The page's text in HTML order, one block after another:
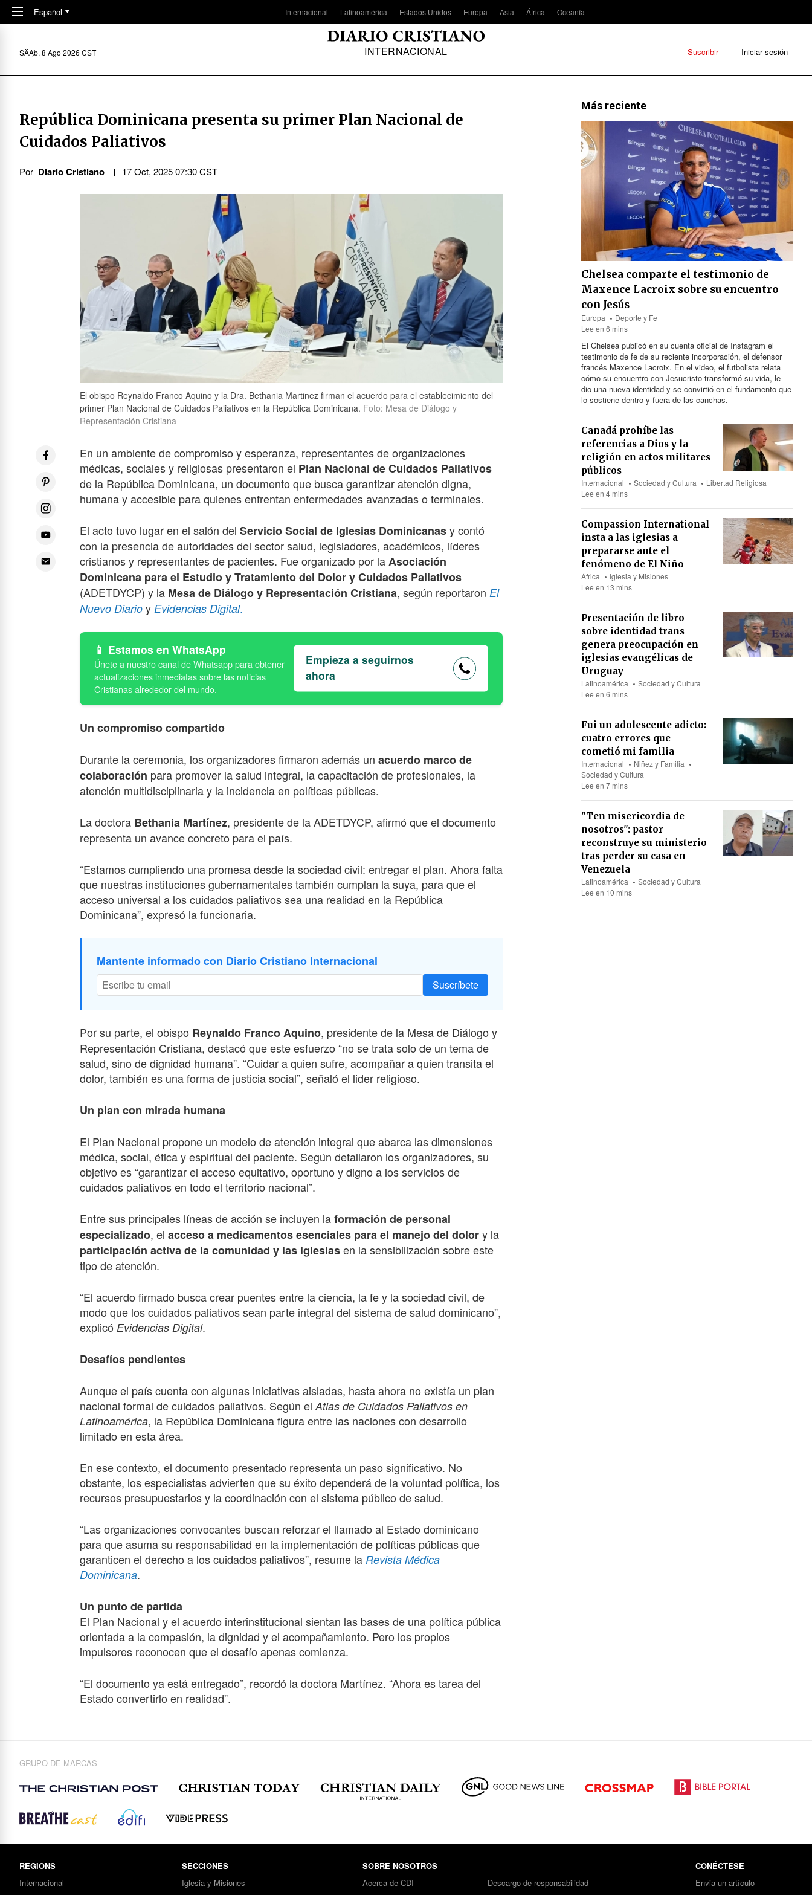
Skip to main content
Español Internacional Latinoamérica Estados Unidos Europa Asia África Oceanía
INTERNACIONAL
SĂĄb, 8 Ago 2026 CST Suscribir Iniciar sesión
República Dominicana presenta su primer Plan Nacional de
Cuidados Paliativos
Por Diario Cristiano 17 Oct, 2025 07:30 CST
El obispo Reynaldo Franco Aquino y la Dra. Bethania Martinez firman el acuerdo para el establecimiento del
primer Plan Nacional de Cuidados Paliativos en la República Dominicana. Foto: Mesa de Diálogo y
Representación Cristiana
En un ambiente de compromiso y esperanza, representantes de organizaciones
médicas, sociales y religiosas presentaron el Plan Nacional de Cuidados Paliativos
de la República Dominicana, un documento que busca garantizar atención digna,
humana y accesible para quienes enfrentan enfermedades avanzadas o terminales.
El acto tuvo lugar en el salón del Servicio Social de Iglesias Dominicanasy contó
con la presencia de autoridades del sector salud, legisladores, académicos, líderes
cristianos y representantes de pacientes. Fue organizado por laAsociación
Dominicana para el Estudio y Tratamiento del Dolor y Cuidados Paliativos
(ADETDYCP) y la Mesa de Diálogo y Representación Cristiana, según reportaron El
Nuevo Diario y Evidencias Digital.
Estamos en WhatsApp
Empieza a seguirnos
ahora
Un compromiso compartido
Durante la ceremonia, los organizadores firmaron además un acuerdo marco de
colaboración para promover la salud integral, la capacitación de profesionales, la
atención multidisciplinaria y la incidencia en políticas públicas.
La doctora Bethania Martínez, presidente de la ADETDYCP, afirmó que el documento
representa un avance concreto para el país.
“Estamos cumpliendo una promesa desde la sociedad civil: entregar el plan. Ahora falta
que nuestras instituciones gubernamentales también cumplan la suya, para que el
acceso universal a los cuidados paliativos sea una realidad en la República
Dominicana”, expresó la funcionaria.
Mantente informado con Diario Cristiano Internacional
Suscríbete
Por su parte, el obispo Reynaldo Franco Aquino, presidente de la Mesa de Diálogo y
Representación Cristiana, destacó que este esfuerzo “no se trata solo de un tema de
salud, sino de dignidad humana”. “Cuidar a quien sufre, acompañar a quien transita el
dolor, también es una forma de justicia social”, señaló el lider religioso.
Un plan con mirada humana
El Plan Nacional propone un modelo de atención integral que abarca las dimensiones
médica, social, ética y espiritual del paciente. Según detallaron los organizadores, su
objetivo es “garantizar el acceso equitativo, oportuno y digno a los servicios de
cuidados paliativos en todo el territorio nacional”.
Entre sus principales líneas de acción se incluyen laformación de personal
especializado, el acceso a medicamentos esenciales para el manejo del dolory la
participación activa de la comunidad y las iglesiasen la sensibilización sobre este
tipo de atención.
“El acuerdo firmado busca crear puentes entre la ciencia, la fe y la sociedad civil, de
modo que los cuidados paliativos sean parte integral del sistema de salud dominicano”,
explicó Evidencias Digital.
Desafíos pendientes
Aunque el país cuenta con algunas iniciativas aisladas, hasta ahora no existía un plan
nacional formal de cuidados paliativos. Según el Atlas de Cuidados Paliativos en
Latinoamérica, la República Dominicana figura entre las naciones con desarrollo
limitado en esta área.
En ese contexto, el documento presentado representa un paso significativo. No
obstante, los especialistas advierten que su éxito dependerá de la voluntad política, los
recursos presupuestarios y la coordinación con el sistema público de salud.
“Las organizaciones convocantes buscan reforzar el llamado al Estado dominicano
para que asuma su responsabilidad en la implementación de políticas públicas que
garanticen el derecho a los cuidados paliativos”, resume la Revista Médica
Dominicana.
Un punto de partida
El Plan Nacional y el acuerdo interinstitucional sientan las bases de una política pública
orientada a la compasión, la dignidad y el acompañamiento. Pero los propios
impulsores reconocen que el desafío apenas comienza.
“El documento ya está entregado”, recordó la doctora Martínez. “Ahora es tarea del
Estado convertirlo en realidad”.
Más reciente
Chelsea comparte el testimonio de
Maxence Lacroix sobre su encuentro
con Jesús
Europa
Deporte y Fe
Lee en 6 mins
El Chelsea publicó en su cuenta oficial de Instagram el
testimonio de fe de su reciente incorporación, el defensor
francés Maxence Lacroix. En el video, el futbolista relata
cómo su encuentro con Jesucristo transformó su vida, le
dio una nueva identidad y se convirtió en el fundamento que
lo sostiene dentro y fuera de las canchas.
Canadá prohíbe las
referencias a Dios y la
religión en actos militares
públicos
Internacional Sociedad y Cultura
Libertad Religiosa
Lee en 4 mins
Compassion International
insta a las iglesias a
prepararse ante el
fenómeno de El Niño
África
Iglesia y Misiones
Lee en 13 mins
Presentación de libro
sobre identidad trans
genera preocupación en
iglesias evangélicas de
Uruguay
Latinoamérica
Sociedad y Cultura
Lee en 6 mins
Fui un adolescente adicto:
cuatro errores que
cometió mi familia
Internacional
Niñez y Familia
Sociedad y Cultura
Lee en 7 mins
"Ten misericordia de
nosotros": pastor
reconstruye su ministerio
tras perder su casa en
Venezuela
Latinoamérica
Sociedad y Cultura
Lee en 10 mins
GRUPO DE MARCAS
REGIONS
Internacional
SECCIONES
Iglesia y Misiones
SOBRE NOSOTROS
Acerca de CDI
Descargo de responsabilidad
CONÉCTESE
Envia un artículo